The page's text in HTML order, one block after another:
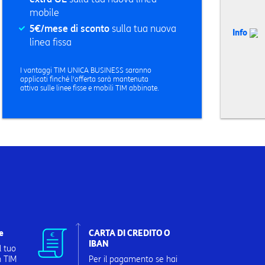
mobile
5€/mese di scontosulla tua nuova
linea fissa
I vantaggi TIM UNICA BUSINESS saranno
applicati finché l'offerta sarà mantenuta
attiva sulle linee fisse e mobili TIM abbinate.
Info
tuo
CARTA DI CREDITO O
IBAN
Per il pagamento se hai